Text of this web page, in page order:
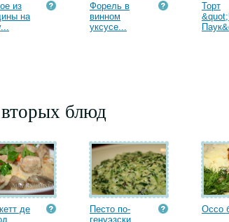
из
на
Форель в
винном
уксусе...
Торт
блюд
де
Песто по-
генуэзски
Оссо